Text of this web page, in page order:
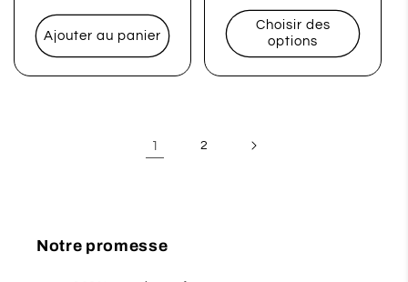
habituel
Ajouter au panier
Choisir des
options
1 2
Notre promesse